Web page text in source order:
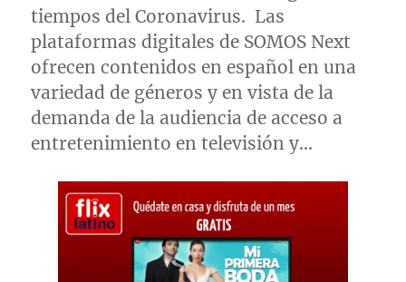
tiempos del Coronavirus. Las
plataformas digitales de SOMOS Next
ofrecen contenidos en español en una
variedad de géneros y en vista de la
demanda de la audiencia de acceso a
entretenimiento en televisión y…